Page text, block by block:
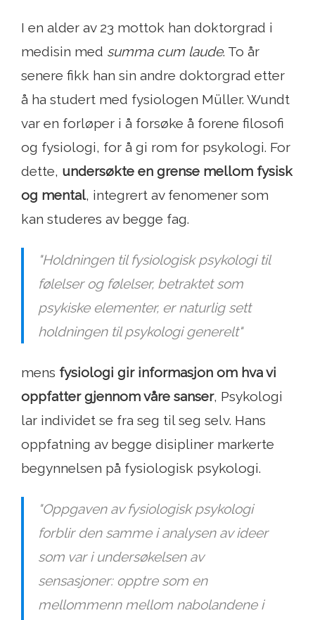
I en alder av 23 mottok han doktorgrad i
medisin med summa cum laude. To år
senere fikk han sin andre doktorgrad etter
å ha studert med fysiologen Müller. Wundt
var en forløper i å forsøke å forene filosofi
og fysiologi, for å gi rom for psykologi. For
dette, undersøkte en grense mellom fysisk
og mental, integrert av fenomener som
kan studeres av begge fag.
"Holdningen til fysiologisk psykologi til
følelser og følelser, betraktet som
psykiske elementer, er naturlig sett
holdningen til psykologi generelt"
mens fysiologi gir informasjon om hva vi
oppfatter gjennom våre sanser, Psykologi
lar individet se fra seg til seg selv. Hans
oppfatning av begge disipliner markerte
begynnelsen på fysiologisk psykologi.
"Oppgaven av fysiologisk psykologi
forblir den samme i analysen av ideer
som var i undersøkelsen av
sensasjoner: opptre som en
mellommenn mellom nabolandene i